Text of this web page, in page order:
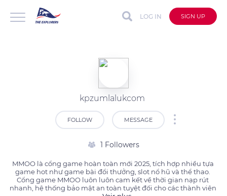
LOG IN SIGN UP
kpzumlalukcom
FOLLOW MESSAGE
1 Followers
MMOO là cổng game hoàn toàn mới 2025, tích hợp nhiều tựa
game hot như game bài đổi thưởng, slot nổ hũ và thể thao.
Cổng game MMOO luôn luôn cam kết về thời gian nạp rút